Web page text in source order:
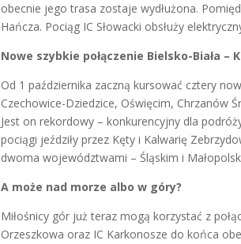
obecnie jego trasa zostaje wydłużona.
Hańcza. Pociąg IC Słowacki obsłuży
Nowe szybkie połączenie Bielsko-Biała –
Od 1 października zaczną kursować cztery
Czechowice-Dziedzice, Oświęcim, Chrzanów
Jest on rekordowy – konkurencyjny dla
pociągi jeździły przez Kęty i Kalwarię
dwoma województwami – Śląskim i
A może nad morze albo w góry?
Miłośnicy gór już teraz mogą korzystać z
Orzeszkowa oraz IC Karkonosze do końca